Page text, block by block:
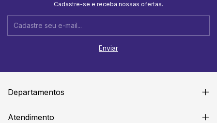
Cadastre-se e receba nossas ofertas.
Departamentos
Atendimento